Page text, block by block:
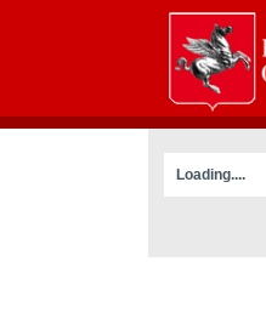
Loading....